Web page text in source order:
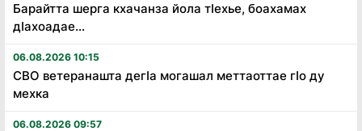
Барайтта шерга кхачанза йола тӏехье, боахамах
дӏахоадае...
06.08.2026 10:15
СВО ветеранашта дегӏа могашал меттаоттае гӏо ду
мехка
06.08.2026 09:57